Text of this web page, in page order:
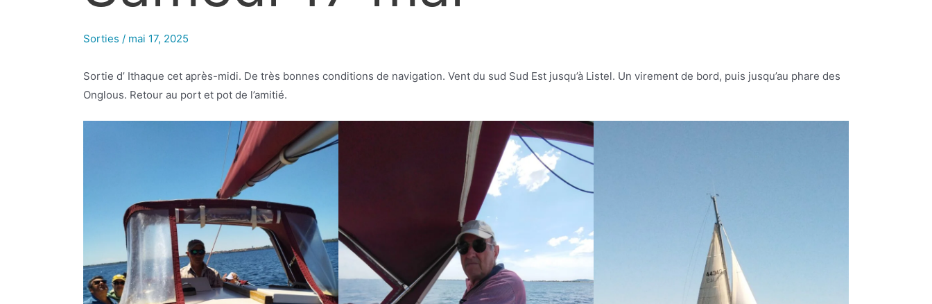
Sorties / mai 17, 2025
Sortie d’ Ithaque cet après-midi. De très bonnes conditions de navigation. Vent du sud Sud Est jusqu’à Listel. Un virement de bord, puis jusqu’au phare des
Onglous. Retour au port et pot de l’amitié.